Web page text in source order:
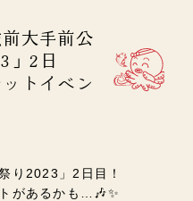
前大手前公
」2日
トイベン
り2023」2日目！
があるかも…🎶✨